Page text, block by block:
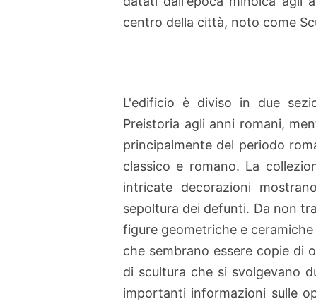
centro della città, noto come
L'edificio è diviso in due
Preistoria agli anni romani,
principalmente del periodo
classico e romano. La
intricate decorazioni
sepoltura dei defunti. Da non
figure geometriche e
che sembrano essere copie di
di scultura che si svolgevano
importanti informazioni sulle